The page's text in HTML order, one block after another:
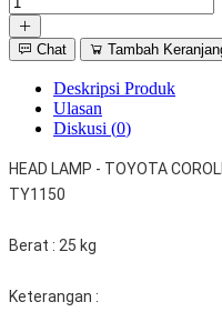
Chat Tambah
Deskripsi Produk
Ulasan
Diskusi (0)
HEAD LAMP - TOYOTA
TY1150
Berat : 25 kg
Keterangan :